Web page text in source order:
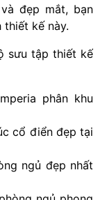
đẹp mắt, bạn
kế này.
sưu tập thiết kế
phân khu
cổ điển đẹp tại
ngủ đẹp nhất